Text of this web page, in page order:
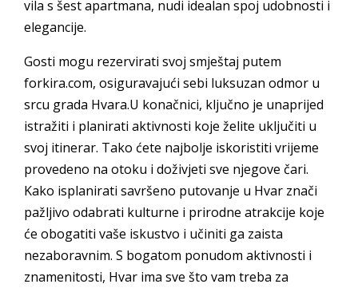
vila s šest apartmana, nudi idealan spoj udobnosti i
elegancije.
Gosti mogu rezervirati svoj smještaj putem
forkira.com, osiguravajući sebi luksuzan odmor u
srcu grada Hvara.U konačnici, ključno je unaprijed
istražiti i planirati aktivnosti koje želite uključiti u
svoj itinerar. Tako ćete najbolje iskoristiti vrijeme
provedeno na otoku i doživjeti sve njegove čari.
Kako isplanirati savršeno putovanje u Hvar znači
pažljivo odabrati kulturne i prirodne atrakcije koje
će obogatiti vaše iskustvo i učiniti ga zaista
nezaboravnim. S bogatom ponudom aktivnosti i
znamenitosti, Hvar ima sve što vam treba za